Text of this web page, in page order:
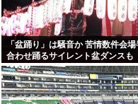
「盆踊り」は騒音か 苦情数件会
合わせ踊るサイレント盆ダンスも